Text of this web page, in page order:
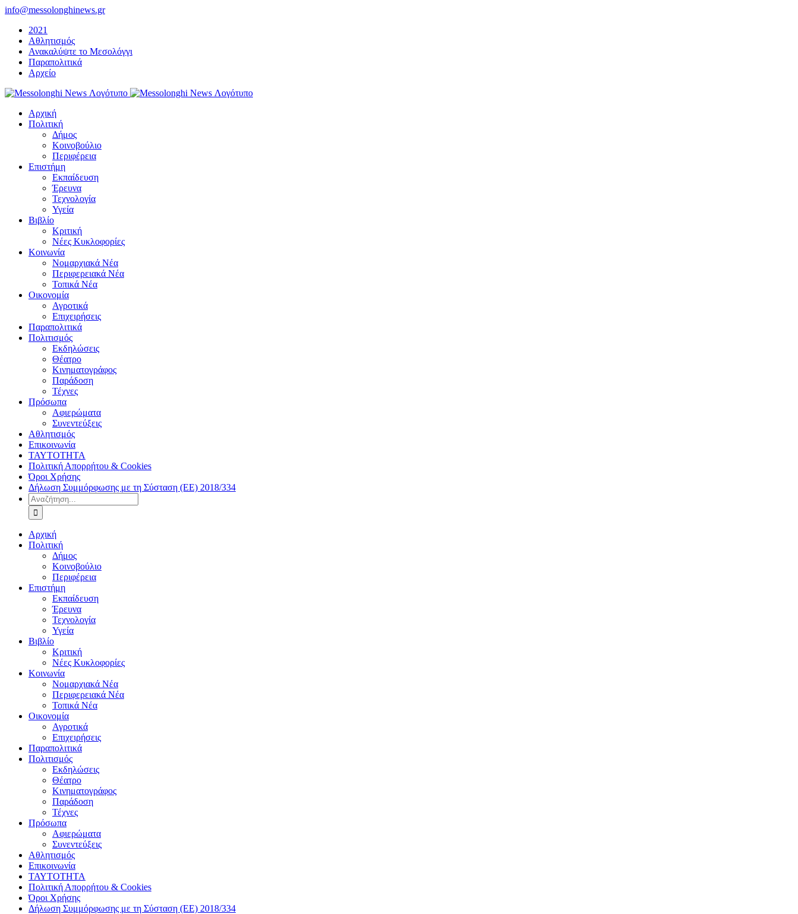
Μετάβαση
περιεχόμενο
info@messolonghinews.gr
2021
Αθλητισμός
Ανακαλύψτε το Μεσολόγγι
Παραπολιτικά
Αρχείο
Αρχική
Πολιτική
Δήμος
Κοινοβούλιο
Περιφέρεια
Επιστήμη
Εκπαίδευση
Έρευνα
Τεχνολογία
Υγεία
Βιβλίο
Κριτική
Νέες Κυκλοφορίες
Κοινωνία
Νομαρχιακά Νέα
Περιφερειακά Νέα
Τοπικά Νέα
Οικονομία
Αγροτικά
Επιχειρήσεις
Παραπολιτικά
Πολιτισμός
Εκδηλώσεις
Θέατρο
Κινηματογράφος
Παράδοση
Τέχνες
Πρόσωπα
Αφιερώματα
Συνεντεύξεις
Αθλητισμός
Επικοινωνία
ΤΑΥΤΟΤΗΤΑ
Πολιτική Απορρήτου & Cookies
Όροι Χρήσης
Δήλωση Συμμόρφωσης με τη Σύσταση (ΕΕ) 2018/334
Αναζήτηση
για:
Αρχική
Πολιτική
Δήμος
Κοινοβούλιο
Περιφέρεια
Επιστήμη
Εκπαίδευση
Έρευνα
Τεχνολογία
Υγεία
Βιβλίο
Κριτική
Νέες Κυκλοφορίες
Κοινωνία
Νομαρχιακά Νέα
Περιφερειακά Νέα
Τοπικά Νέα
Οικονομία
Αγροτικά
Επιχειρήσεις
Παραπολιτικά
Πολιτισμός
Εκδηλώσεις
Θέατρο
Κινηματογράφος
Παράδοση
Τέχνες
Πρόσωπα
Αφιερώματα
Συνεντεύξεις
Αθλητισμός
Επικοινωνία
ΤΑΥΤΟΤΗΤΑ
Πολιτική Απορρήτου & Cookies
Όροι Χρήσης
Δήλωση Συμμόρφωσης με τη Σύσταση (ΕΕ) 2018/334